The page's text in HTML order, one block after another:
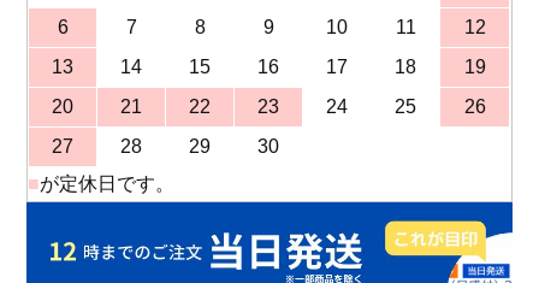
6
7 8 9 10 11
12
13
14 15 16 17 18
19
20
21 22 23 24 25
26
27
28 29
30
■が定休日です。